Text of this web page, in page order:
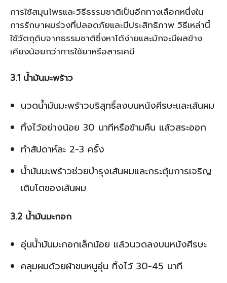
การใช้สมุนไพรและวิธีธรรมชาติเป็นอีกทางเลือกหนึ่งใน
การรักษาผมร่วงที่ปลอดภัยและมีประสิทธิภาพ วิธีเหล่านี้
ใช้วัตถุดิบจากธรรมชาติซึ่งหาได้ง่ายและมักจะมีผลข้าง
เคียงน้อยกว่าการใช้ยาหรือสารเคมี
3.1 น้ำมันมะพร้าว
นวดน้ำมันมะพร้าวบริสุทธิ์ลงบนหนังศีรษะและเส้นผม
ทิ้งไว้อย่างน้อย 30 นาทีหรือข้ามคืน แล้วสระออก
ทำสัปดาห์ละ 2-3 ครั้ง
น้ำมันมะพร้าวช่วยบำรุงเส้นผมและกระตุ้นการเจริญ
เติบโตของเส้นผม
3.2 น้ำมันมะกอก
อุ่นน้ำมันมะกอกเล็กน้อย แล้วนวดลงบนหนังศีรษะ
คลุมผมด้วยผ้าขนหนูอุ่น ทิ้งไว้ 30-45 นาที